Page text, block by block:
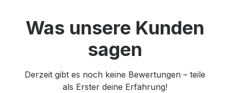
Was unsere Kunden
sagen
Derzeit gibt es noch keine Bewertungen – teile
als Erster deine Erfahrung!